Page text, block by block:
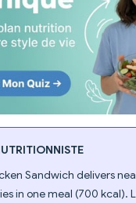
Sandwich delivers
in one meal (700 kcal).